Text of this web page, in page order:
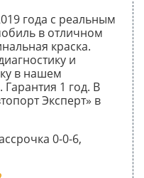
года с реальным
в отличном
краска.
и
в нашем
1 год. В
Эксперт» в
0-0-6,